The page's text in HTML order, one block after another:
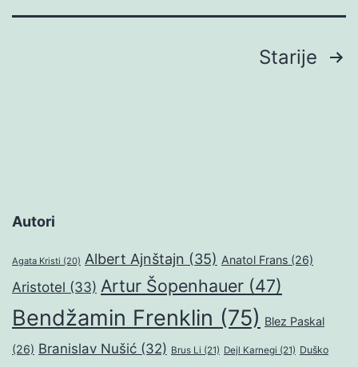
Starije
Autori
Agata Kristi (20) Albert Ajnštajn (35) Anatol Frans (26)
Aristotel (33) Artur Šopenhauer (47)
Bendžamin Frenklin (75) Blez Paskal
(26) Branislav Nušić (32) Brus Li (21) Dejl Karnegi (21) Duško